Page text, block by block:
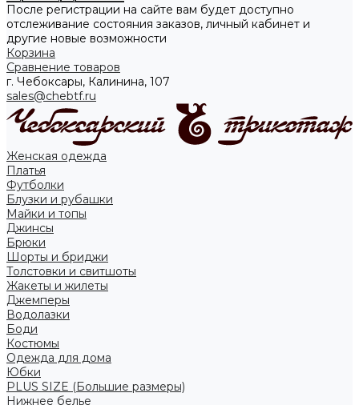
После регистрации на сайте вам будет доступно
отслеживание состояния заказов, личный кабинет и
другие новые возможности
Корзина
Сравнение товаров
г. Чебоксары, Калинина, 107
sales@chebtf.ru
Женская одежда
Платья
Футболки
Блузки и рубашки
Майки и топы
Джинсы
Брюки
Шорты и бриджи
Толстовки и свитшоты
Жакеты и жилеты
Джемперы
Водолазки
Боди
Костюмы
Одежда для дома
Юбки
PLUS SIZE (Большие размеры)
Нижнее белье